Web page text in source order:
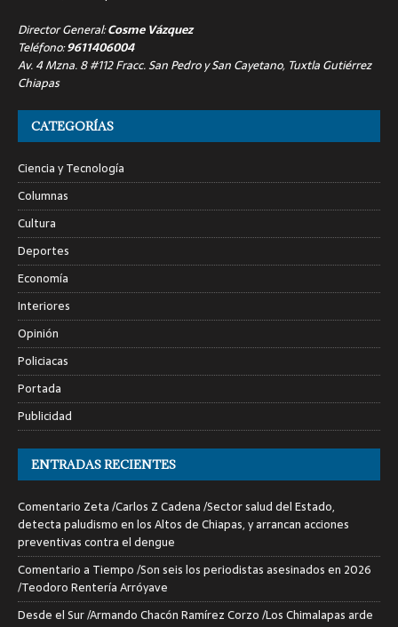
Director General:Cosme Vázquez
Teléfono:9611406004
Av. 4 Mzna. 8 #112 Fracc. San Pedro y San Cayetano, Tuxtla Gutiérrez
Chiapas
CATEGORÍAS
Ciencia y Tecnología
Columnas
Cultura
Deportes
Economía
Interiores
Opinión
Policiacas
Portada
Publicidad
ENTRADAS RECIENTES
Comentario Zeta /Carlos Z Cadena /Sector salud del Estado,
detecta paludismo en los Altos de Chiapas, y arrancan acciones
preventivas contra el dengue
Comentario a Tiempo /Son seis los periodistas asesinados en 2026
/Teodoro Rentería Arróyave
Desde el Sur /Armando Chacón Ramírez Corzo /Los Chimalapas arde